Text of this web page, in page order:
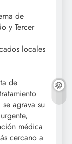
de
y Tercer
locales
de
agrava su
médica
cercano a